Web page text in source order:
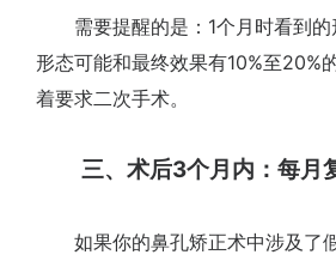
需要提醒的是：1个月时看到的
形态可能和最终效果有10%至20%
着要求二次手术。
三、术后3个月内：每月
如果你的鼻孔矫正术中涉及了